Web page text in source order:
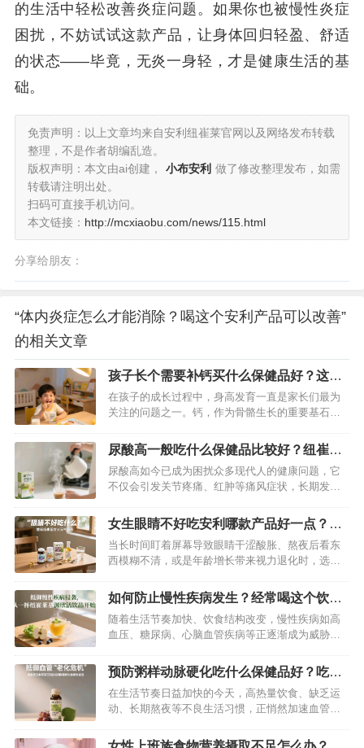
的生活中轻松改善炎症问题。如果你也被慢性炎症
困扰，不妨试试这款产品，让身体回归轻盈、舒适
的状态——毕竟，无炎一身轻，才是健康生活的基
础。
免责声明：以上文章均来自安利纽崔莱官网以及网络发布转载
整理，不是作者胡编乱造。
版权声明：本文由ai创建，
小布安利 做了修改整理发布，如需
转载请注明出处。
扫码可直接手机访问。
本文链接： http://mcxiaobu.com/news/115.html
分享给朋友：
“体内炎症怎么才能消除？喝这个安利产品可以改善”
的相关文章
孩子长个需要补钙买什么保健品好？这款
纽崔莱产品别错过
在孩子的成长过程中，身高发育一直是家长们最为
关注的问题之一。钙，作为骨骼生长的重要基石，
子呱呱坠地，到茁壮成长，骨骼不断发育，钙的充
足供应是骨骼健康生长的保障。如果孩子缺钙，可
能会出现生长缓慢、骨骼发育不良等问题 ，影响孩
子一生的健康。所以，为孩子选择一款…
尿酸高一般吃什么保健品比较好？纽崔莱
舒苓易固体饮料辅助降尿酸非常好
尿酸高如今已成为困扰众多现代人的健康问题，它
不仅会引发关节疼痛、红肿等痛风症状，长期发展
扰，除了调整饮食和生活习惯，选择合适的保健品
辅助调理也至关重要。在众多保健品中，纽崔莱舒
苓益固体饮料脱颖而出，成为尿酸高人群的优质之
选。…
女生眼睛不好吃安利哪款产品好一点？推
荐纽崔莱女士元气组合
当长时间盯着屏幕导致眼睛干涩酸胀、熬夜后看东
西模糊不清，或是年龄增长带来视力退化时，选择
以科学配方守护眼部健康，尤其适合女性人群——
它像为眼睛配备了“营养护盾”，从多维度缓解眼疲
劳、延缓眼部衰老，让双眸重焕清澈明亮。…
如何防止慢性疾病发生？经常喝这个饮料
就可以了
随着生活节奏加快、饮食结构改变，慢性疾病如高
血压、糖尿病、心脑血管疾病等正逐渐成为威胁人
旦患病往往难以根治。与其在病痛中挣扎，不如主
动出击，将预防做到位。除了养成健康生活方式，
科学的营养补充也是关键——纽崔莱基源欣活饮
品，正是帮助我们筑牢健康防线的得力…
预防粥样动脉硬化吃什么保健品好？吃这
款纽崔莱汉本萃葆芯饮品最好
在生活节奏日益加快的今天，高热量饮食、缺乏运
动、长期熬夜等不良生活习惯，正悄然加速血管的
形杀手”，其发病隐匿却危害巨大。当血管壁逐渐堆